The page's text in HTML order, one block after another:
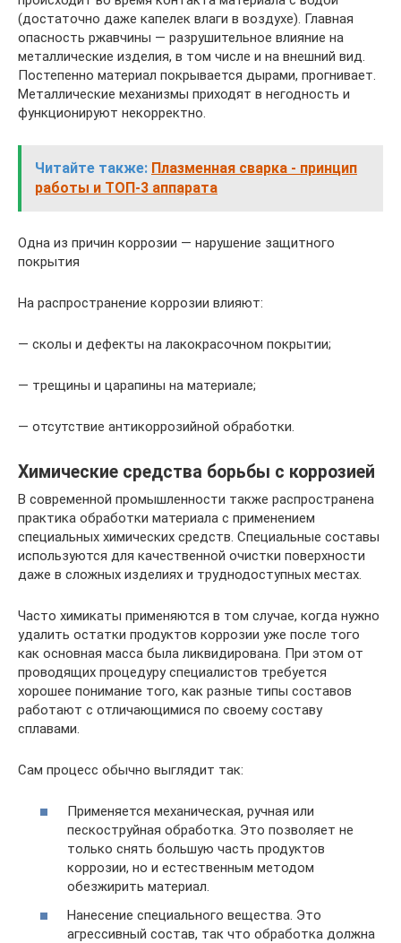
(достаточно даже капелек влаги в воздухе). Главная
опасность ржавчины — разрушительное влияние на
металлические изделия, в том числе и на внешний вид.
Постепенно материал покрывается дырами, прогнивает.
Металлические механизмы приходят в негодность и
функционируют некорректно.
Читайте также: Плазменная сварка - принцип
работы и ТОП-3 аппарата
Одна из причин коррозии — нарушение защитного
покрытия
На распространение коррозии влияют:
— сколы и дефекты на лакокрасочном покрытии;
— трещины и царапины на материале;
— отсутствие антикоррозийной обработки.
Химические средства борьбы с коррозией
В современной промышленности также распространена
практика обработки материала с применением
специальных химических средств. Специальные составы
используются для качественной очистки поверхности
даже в сложных изделиях и труднодоступных местах.
Часто химикаты применяются в том случае, когда нужно
удалить остатки продуктов коррозии уже после того
как основная масса была ликвидирована. При этом от
проводящих процедуру специалистов требуется
хорошее понимание того, как разные типы составов
работают с отличающимися по своему составу
сплавами.
Сам процесс обычно выглядит так:
Применяется механическая, ручная или
пескоструйная обработка. Это позволяет не
только снять большую часть продуктов
коррозии, но и естественным методом
обезжирить материал.
Нанесение специального вещества. Это
агрессивный состав, так что обработка должна